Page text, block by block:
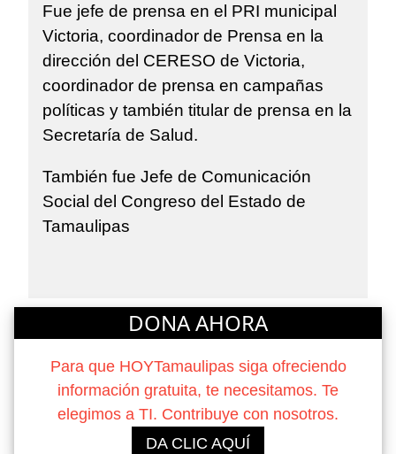
Fue jefe de prensa en el PRI municipal
Victoria, coordinador de Prensa en la
dirección del CERESO de Victoria,
coordinador de prensa en campañas
políticas y también titular de prensa en la
Secretaría de Salud.
También fue Jefe de Comunicación
Social del Congreso del Estado de
Tamaulipas
DONA AHORA
Para que HOYTamaulipas siga ofreciendo
información gratuita, te necesitamos. Te
elegimos a TI. Contribuye con nosotros.
DA CLIC AQUÍ